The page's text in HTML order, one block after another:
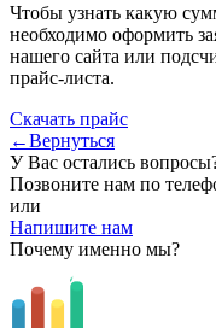
Чтобы узнать какую
необходимо оформить
нашего сайта или
прайс-листа.
Скачать прайс
←Вернуться
У Вас остались
Позвоните нам по
или
Напишите нам
Почему именно мы?